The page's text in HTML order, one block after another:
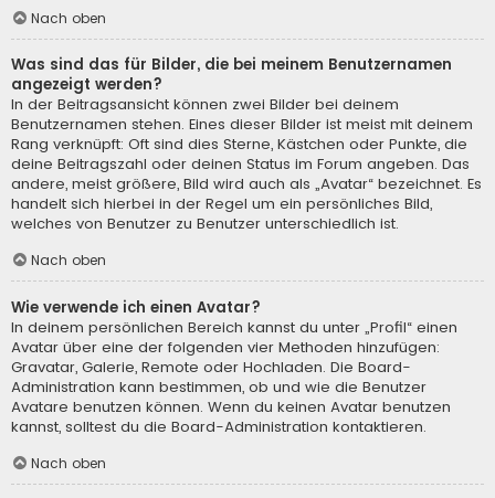
Nach oben
Was sind das für Bilder, die bei meinem Benutzernamen
angezeigt werden?
In der Beitragsansicht können zwei Bilder bei deinem
Benutzernamen stehen. Eines dieser Bilder ist meist mit deinem
Rang verknüpft: Oft sind dies Sterne, Kästchen oder Punkte, die
deine Beitragszahl oder deinen Status im Forum angeben. Das
andere, meist größere, Bild wird auch als „Avatar“ bezeichnet. Es
handelt sich hierbei in der Regel um ein persönliches Bild,
welches von Benutzer zu Benutzer unterschiedlich ist.
Nach oben
Wie verwende ich einen Avatar?
In deinem persönlichen Bereich kannst du unter „Profil“ einen
Avatar über eine der folgenden vier Methoden hinzufügen:
Gravatar, Galerie, Remote oder Hochladen. Die Board-
Administration kann bestimmen, ob und wie die Benutzer
Avatare benutzen können. Wenn du keinen Avatar benutzen
kannst, solltest du die Board-Administration kontaktieren.
Nach oben